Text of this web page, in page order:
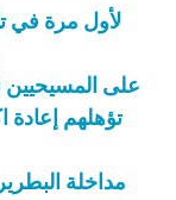
لأول مرة في
على
تؤهلهم
مداخلة